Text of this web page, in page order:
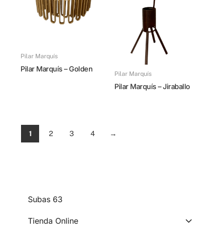
subas 63
Tienda Online
Pilar Marquís
Pilar Marquís – Golden
Pilar Marquís
Pilar Marquís – Jiraballo
1 2 3 4 →